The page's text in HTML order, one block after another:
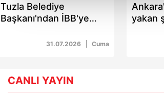
çerezler vasıtasıyla çeşitli kişisel
amacıyla kullanılmaktadır. Diğer
Tuzla Belediye
Başkanı'ndan İBB'ye
31.07.2026 Cuma
yakan
CANLI YAYIN